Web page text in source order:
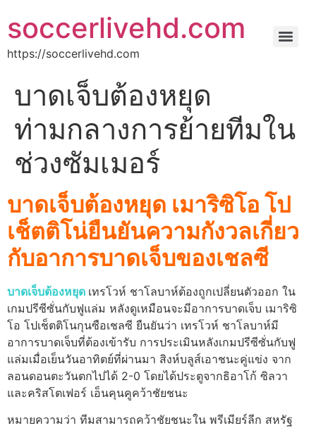
soccerlivehd.com
https://soccerlivehd.com
บาดเจ็บต้องหยุด
ท่ามกลางการย้ายทีมใน
ช่วงซัมเมอร์
บาดเจ็บต้องหยุด เมาริซิโอ โป
เช็ตติโน่ยืนยันความกังวลเกี่ยว
กับอาการบาดเจ็บของเชลซี
บาดเจ็บต้องหยุด เทรโวห์ ชาโลบาห์ต้องถูกเปลี่ยนตัวออก ใน
เกมปรีซีซั่นกับฟูแล่ม หลังดูเหมือนจะมีอาการบาดเจ็บ เมาริซิ
โอ โปเช็ตติโนกุนซือเชลซี ยืนยันว่า เทรโวห์ ชาโลบาห์มี
อาการบาดเจ็บที่ต้องเข้ารับ การประเมินหลังเกมปรีซีซั่นกับฟู
แล่มเมื่อเย็นวันอาทิตย์ที่ผ่านมา สิงห์บลูส์เอาชนะคู่แข่ง จาก
ลอนดอนตะวันตกไปได้ 2-0 โดยได้ประตูจากธิอาโก้ ซิลวา
และคริสโตเฟอร์ เอ็นคุนคูคว้าชัยชนะ
หมายความว่า ทีมสามารถคว้าชัยชนะใน พรีเมียร์ลีก สหรัฐ